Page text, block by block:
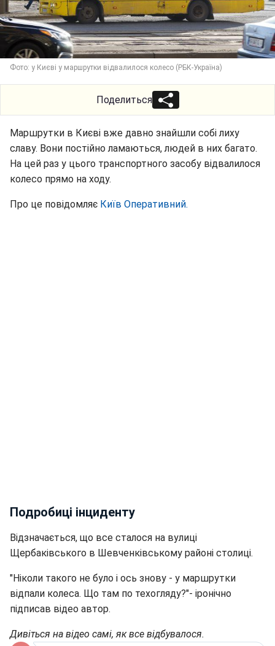
Фото: у Києві у маршрутки відвалилося колесо (РБК-Україна)
Поделиться
Маршрутки в Києві вже давно знайшли собі лиху
славу. Вони постійно ламаються, людей в них багато.
На цей раз у цього транспортного засобу відвалилося
колесо прямо на ходу.
Про це повідомляє Київ Оперативний.
Подробиці інциденту
Відзначається, що все сталося на вулиці
Щербаківського в Шевченківському районі столиці.
"Ніколи такого не було і ось знову - у маршрутки
відпали колеса. Що там по техогляду?"- іронічно
підписав відео автор.
Дивіться на відео самі, як все відбувалося.